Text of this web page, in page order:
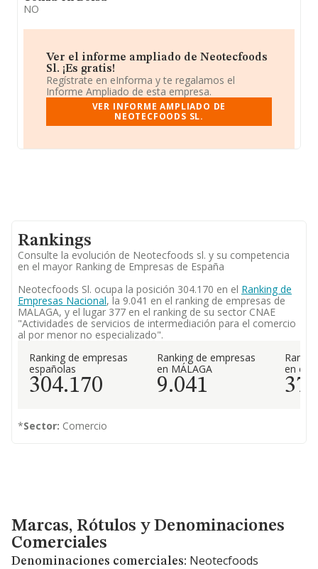
NO
Ver el informe ampliado de Neotecfoods
Sl. ¡Es gratis!
Regístrate en eInforma y te regalamos el
Informe Ampliado de esta empresa.
VER INFORME AMPLIADO DE
NEOTECFOODS SL.
Rankings
Consulte la evolución de Neotecfoods sl. y su competencia
en el mayor Ranking de Empresas de España
Neotecfoods Sl. ocupa la posición 304.170 en el Ranking de
Empresas Nacional, la 9.041 en el ranking de empresas de
MALAGA, y el lugar 377 en el ranking de su sector CNAE
"Actividades de servicios de intermediación para el comercio
al por menor no especializado".
Ranking de empresas
españolas
304.170
Ranking de empresas
en MÁLAGA
9.041
en el
377
*Sector: Comercio
Marcas, Rótulos y Denominaciones Comerciales
Marcas, Rótulos y Denominaciones
Comerciales
Denominaciones comerciales: Neotecfoods